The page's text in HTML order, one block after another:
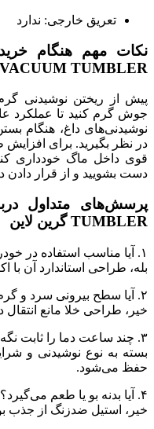
تعریق خارجی: ندارد
نکات مهم هنگام
VACUUM TUMBLER گرین لاین
پیش از ریختن نوشیدنی
جوش گرم کنید تا عملکرد
نوشیدنی‌های داغ، هنگام
در نظر بگیرید. برای افزایش
قوی داخل ماگ خودداری
دست بشویید و از قرار
TUMBLER گرین لاین
۱. آیا مناسب استفاده در خودرو است؟
بله، طراحی استاندارد آن
۲. آیا سطح بیرونی سرد و گرم می‌شود؟
خیر، طراحی خلا مانع
۳. چند ساعت دما را ثابت نگه می‌دارد؟
بسته به نوع نوشیدنی و
حفظ می‌شود.
۴. آیا بدنه بو یا طعم می‌گیرد؟
خیر، استیل ضدزنگ از جذب